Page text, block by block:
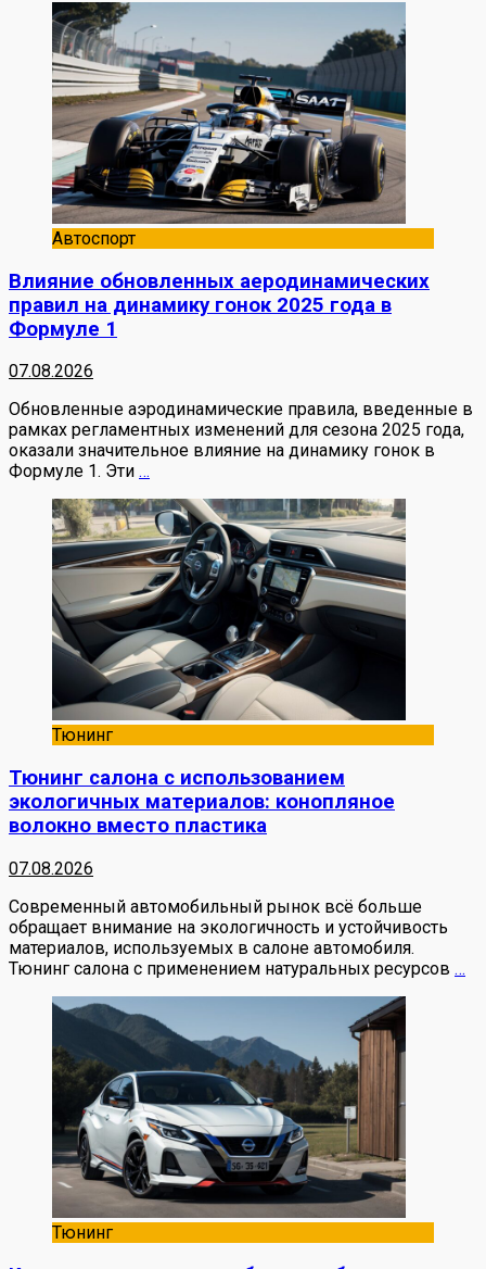
Автоспорт
Влияние обновленных аеродинамических
правил на динамику гонок 2025 года в
Формуле 1
07.08.2026
Обновленные аэродинамические правила, введенные в
рамках регламентных изменений для сезона 2025 года,
оказали значительное влияние на динамику гонок в
Формуле 1. Эти …
Тюнинг
Тюнинг салона с использованием
экологичных материалов: конопляное
волокно вместо пластика
07.08.2026
Современный автомобильный рынок всё больше
обращает внимание на экологичность и устойчивость
материалов, используемых в салоне автомобиля.
Тюнинг салона с применением натуральных ресурсов …
Тюнинг